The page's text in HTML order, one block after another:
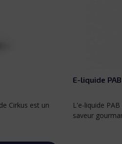
E-liquide PAB Nougat - 50 ml
L'e-liquide PAB (Prêt-À-Booster)
saveur gourmande et...